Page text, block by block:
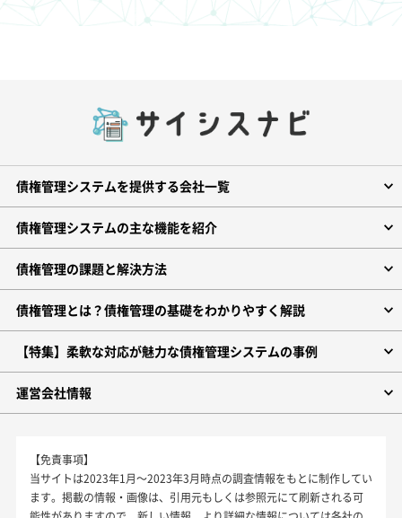
債権管理システムを提供する会社一覧
債権管理システムの主な機能を紹介
債権管理の課題と解決方法
債権管理とは？債権管理の基礎をわかりやすく解説
【特集】柔軟な対応が魅力な債権管理システムの事例
運営会社情報
【免責事項】
当サイトは2023年1月～2023年3月時点の調査情報をもとに制作してい
ます。掲載の情報・画像は、引用元もしくは参照元にて刷新される可